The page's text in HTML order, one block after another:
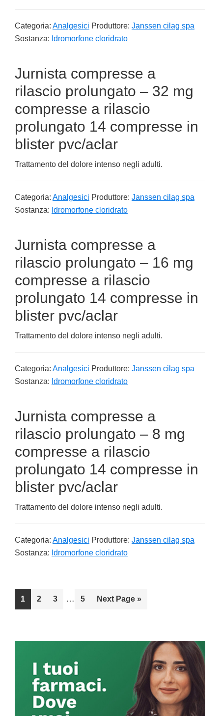
Categoria: Analgesici Produttore: Janssen cilag spa
Sostanza: Idromorfone cloridrato
Jurnista compresse a
rilascio prolungato – 32 mg
compresse a rilascio
prolungato 14 compresse in
blister pvc/aclar
Trattamento del dolore intenso negli adulti.
Categoria: Analgesici Produttore: Janssen cilag spa
Sostanza: Idromorfone cloridrato
Jurnista compresse a
rilascio prolungato – 16 mg
compresse a rilascio
prolungato 14 compresse in
blister pvc/aclar
Trattamento del dolore intenso negli adulti.
Categoria: Analgesici Produttore: Janssen cilag spa
Sostanza: Idromorfone cloridrato
Jurnista compresse a
rilascio prolungato – 8 mg
compresse a rilascio
prolungato 14 compresse in
blister pvc/aclar
Trattamento del dolore intenso negli adulti.
Categoria: Analgesici Produttore: Janssen cilag spa
Sostanza: Idromorfone cloridrato
Go
to
1
Go
2
Go
3
Interim
…
Go
5
Go
Next Page »
Sidebar